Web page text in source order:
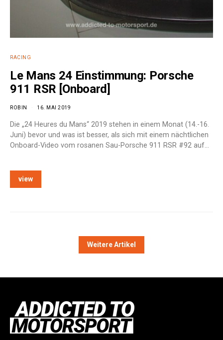
RACING
Le Mans 24 Einstimmung: Porsche
911 RSR [Onboard]
ROBIN 16. MAI 2019
Die „24 Heures du Mans“ 2019 stehen in einem Monat (14.-16.
Juni) bevor und was ist besser, als sich mit einem nächtlichen
Onboard-Video vom rosanen Sau-Porsche 911 RSR #92 auf…
view
Weitere Artikel